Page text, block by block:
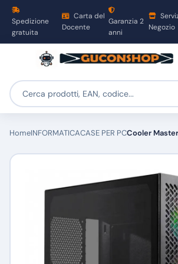
Spedizione
gratuita
Carta del
Docente
Garanzia 2
anni
Negozio
HomeINFORMATICACASE PER PCCooler